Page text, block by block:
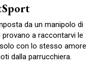
da un manipolo di
a raccontarvi le
con lo stesso amore
dalla parrucchiera.